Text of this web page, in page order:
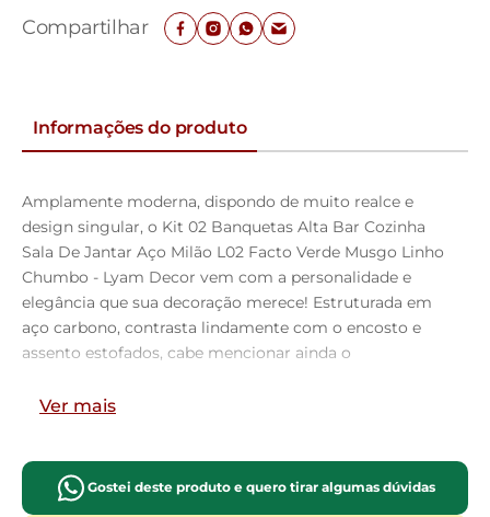
Compartilhar
Informações do produto
Amplamente moderna, dispondo de muito realce e
design singular, o Kit 02 Banquetas Alta Bar Cozinha
Sala De Jantar Aço Milão L02 Facto Verde Musgo Linho
Chumbo - Lyam Decor vem com a personalidade e
elegância que sua decoração merece! Estruturada em
aço carbono, contrasta lindamente com o encosto e
assento estofados, cabe mencionar ainda o
assento em Linho, é confeccionada por materiais de
Possui altura ideal, garantindo o encaixe perfeito no
ambiente, otimizando seu espaço e promovendo
Ver mais
Gostei deste produto e quero tirar algumas dúvidas